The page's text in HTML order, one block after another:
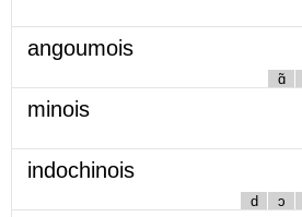
angoumois
ɑ̃
minois
indochinois
d ɔ